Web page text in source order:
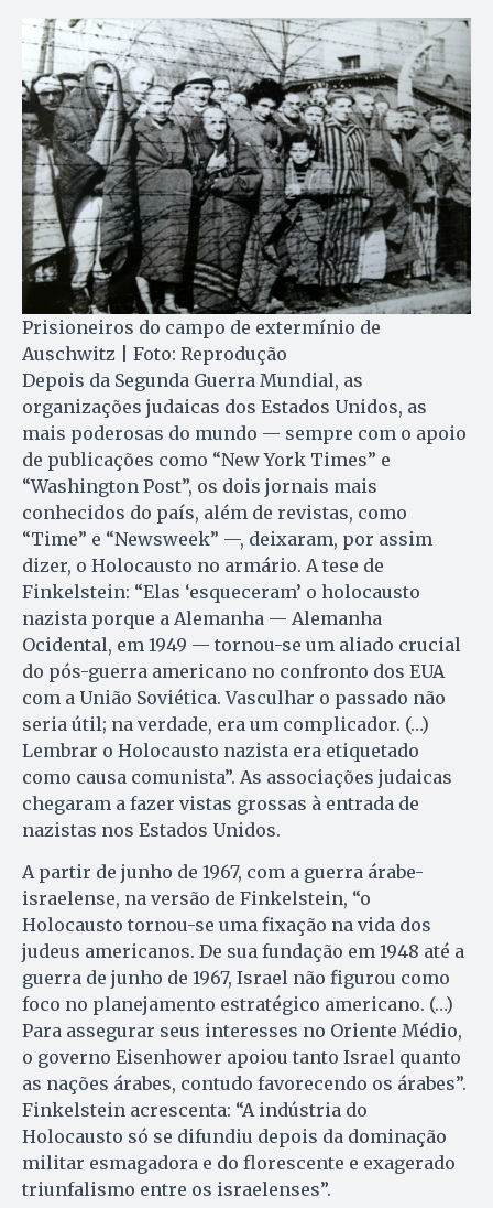
Prisioneiros do campo de extermínio de
Auschwitz | Foto: Reprodução
Depois da Segunda Guerra Mundial, as
organizações judaicas dos Estados Unidos, as
mais poderosas do mundo — sempre com o apoio
de publicações como “New York Times” e
“Washington Post”, os dois jornais mais
conhecidos do país, além de revistas, como
“Time” e “Newsweek” —, deixaram, por assim
dizer, o Holocausto no armário. A tese de
Finkelstein: “Elas ‘esqueceram’ o holocausto
nazista porque a Alemanha — Alemanha
Ocidental, em 1949 — tornou-se um aliado crucial
do pós-guerra americano no confronto dos EUA
com a União Soviética. Vasculhar o passado não
seria útil; na verdade, era um complicador. (…)
Lembrar o Holocausto nazista era etiquetado
como causa comunista”. As associações judaicas
chegaram a fazer vistas grossas à entrada de
nazistas nos Estados Unidos.
A partir de junho de 1967, com a guerra árabe-
israelense, na versão de Finkelstein, “o
Holocausto tornou-se uma fixação na vida dos
judeus americanos. De sua fundação em 1948 até a
guerra de junho de 1967, Israel não figurou como
foco no planejamento estratégico americano. (…)
Para assegurar seus interesses no Oriente Médio,
o governo Eisenhower apoiou tanto Israel quanto
as nações árabes, contudo favorecendo os árabes”.
Finkelstein acrescenta: “A indústria do
Holocausto só se difundiu depois da dominação
militar esmagadora e do florescente e exagerado
triunfalismo entre os israelenses”.